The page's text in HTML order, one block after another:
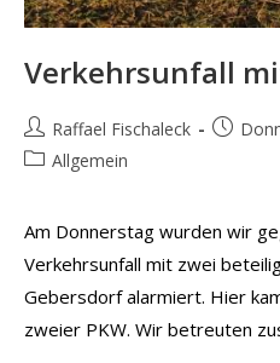
Verkehrsunfall
Beitrags-
Autor:
Raffael Fischaleck
Beitrag
Beitrags-
Allgemein
Am Donnerstag wurden wir
Verkehrsunfall mit zwei
Gebersdorf alarmiert. Hier
zweier PKW. Wir betreuten